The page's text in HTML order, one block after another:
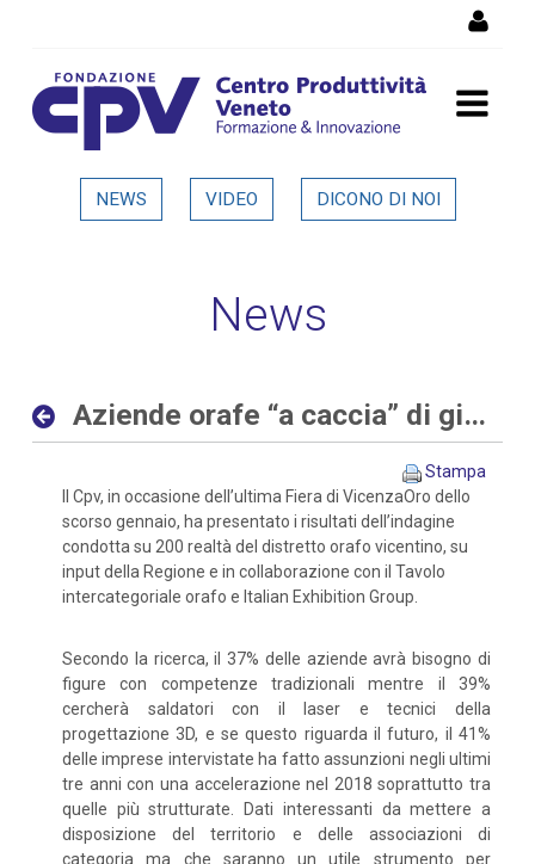
Aziende orafe “a caccia” di
digitali che tradizionali -
NEWS VIDEO DICONO DI NOI
News
Aziende orafe “a caccia” di giovani sia con competenze digitali che tradizionali
Stampa
Il Cpv, in occasione dell’ultima Fiera di VicenzaOro dello
scorso gennaio, ha presentato i risultati dell’indagine
condotta su 200 realtà del distretto orafo vicentino, su
input della Regione e in collaborazione con il Tavolo
intercategoriale orafo e Italian Exhibition Group.
Secondo la ricerca, il 37% delle aziende avrà bisogno di
figure con competenze tradizionali mentre il 39%
cercherà saldatori con il laser e tecnici della
progettazione 3D, e se questo riguarda il futuro, il 41%
delle imprese intervistate ha fatto assunzioni negli ultimi
tre anni con una accelerazione nel 2018 soprattutto tra
quelle più strutturate. Dati interessanti da mettere a
disposizione del territorio e delle associazioni di
categoria ma che saranno un utile strumento per